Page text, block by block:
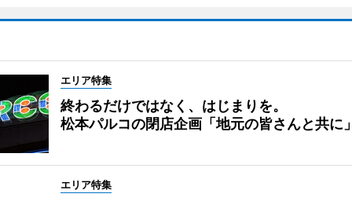
エリア特集
終わるだけではなく、はじまりを。
松本パルコの閉店企画「地元の皆さんと共に」
エリア特集